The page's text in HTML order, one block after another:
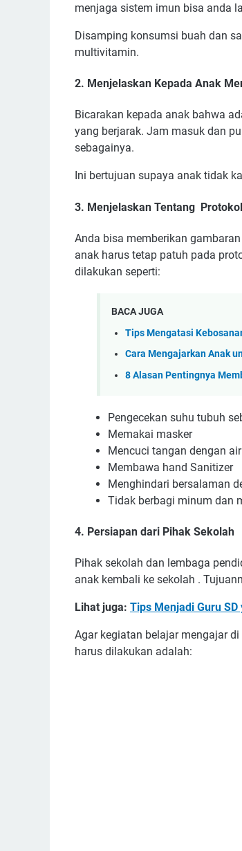
menjaga sistem imun bisa anda
Disamping konsumsi buah dan
multivitamin.
2. Menjelaskan Kepada Anak
Bicarakan kepada anak bahwa
yang berjarak. Jam masuk dan
sebagainya.
Ini bertujuan supaya anak tidak
3. Menjelaskan Tentang
Anda bisa memberikan
anak harus tetap patuh pada
dilakukan seperti:
BACA JUGA
Tips Mengatasi
Cara Mengajarkan Anak
8 Alasan Pentingnya
Pengecekan suhu tubuh
Memakai masker
Mencuci tangan dengan
Membawa hand Sanitizer
Menghindari bersalaman
Tidak berbagi minum dan
4. Persiapan dari Pihak Sekolah
Pihak sekolah dan lembaga
anak kembali ke sekolah .
Lihat juga: Tips Menjadi Guru
Agar kegiatan belajar mengajar
harus dilakukan adalah: